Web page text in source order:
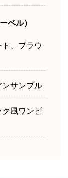
ベル）
、ブラウ
ンサンブル
ク風ワンピ